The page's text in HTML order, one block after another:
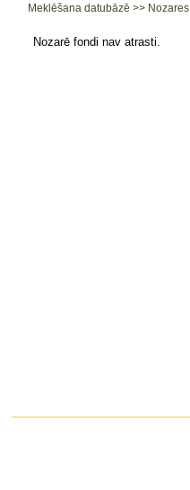
Meklēšana datubāzē >> Nozares
Nozarē fondi nav atrasti.